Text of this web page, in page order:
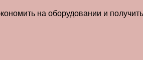
на оборудовании и